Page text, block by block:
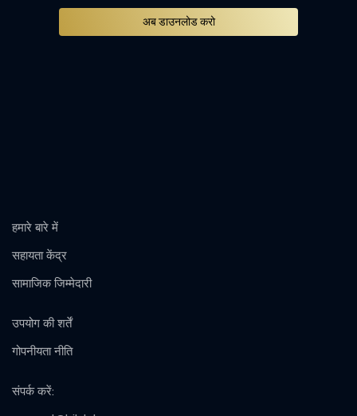
अब डाउनलोड करो
हमारे बारे में
सहायता केंद्र
सामाजिक जिम्मेदारी
उपयोग की शर्तें
गोपनीयता नीति
संपर्क करें: